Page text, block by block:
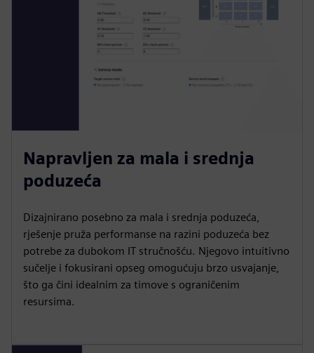
Napravljen za mala i srednja
poduzeća
Dizajnirano posebno za mala i srednja poduzeća,
rješenje pruža performanse na razini poduzeća bez
potrebe za dubokom IT stručnošću. Njegovo intuitivno
sučelje i fokusirani opseg omogućuju brzo usvajanje,
što ga čini idealnim za timove s ograničenim
resursima.